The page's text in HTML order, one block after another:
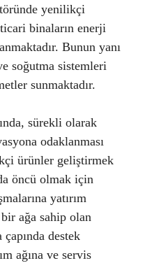
yenilikçi
binaların enerji
Bunun yanı
soğutma sistemleri
sunmaktadır.
sürekli olarak
odaklanması
ürünler geliştirmek
öncü olmak için
yatırım
ağa sahip olan
destek
ağına ve servis